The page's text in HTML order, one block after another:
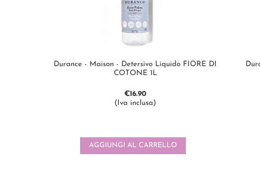
Durance - Maison - Detersivo Liquido FIORE DI
COTONE 1L
€16.90
(Iva inclusa)
AGGIUNGI AL CARRELLO